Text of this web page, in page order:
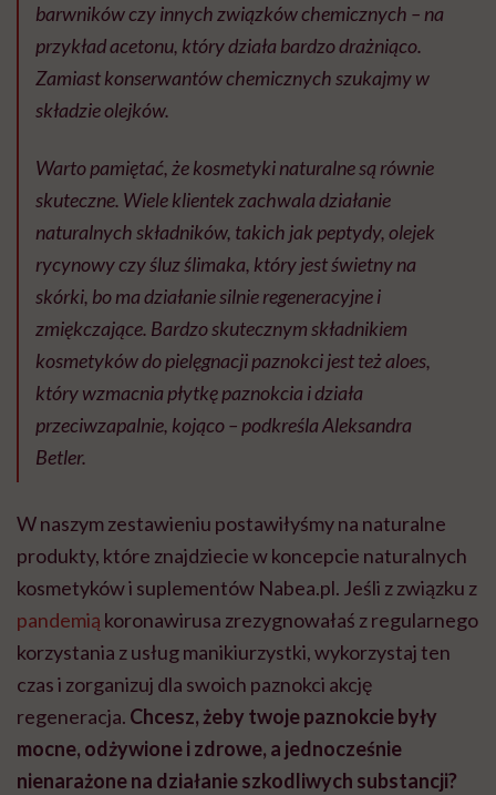
barwników czy innych związków chemicznych – na
przykład acetonu, który działa bardzo drażniąco.
Zamiast konserwantów chemicznych szukajmy w
składzie olejków.
Warto pamiętać, że kosmetyki naturalne są równie
skuteczne. Wiele klientek zachwala działanie
naturalnych składników, takich jak peptydy, olejek
rycynowy czy śluz ślimaka, który jest świetny na
skórki, bo ma działanie silnie regeneracyjne i
zmiękczające. Bardzo skutecznym składnikiem
kosmetyków do pielęgnacji paznokci jest też aloes,
który wzmacnia płytkę paznokcia i działa
przeciwzapalnie, kojąco– podkreśla Aleksandra
Betler.
W naszym zestawieniu postawiłyśmy na naturalne
produkty, które znajdziecie w koncepcie naturalnych
kosmetyków i suplementów Nabea.pl. Jeśli z związku z
pandemią koronawirusa zrezygnowałaś z regularnego
korzystania z usług manikiurzystki, wykorzystaj ten
czas i zorganizuj dla swoich paznokci akcję
regeneracja. Chcesz, żeby twoje paznokcie były
mocne, odżywione i zdrowe, a jednocześnie
nienarażone na działanie szkodliwych substancji?